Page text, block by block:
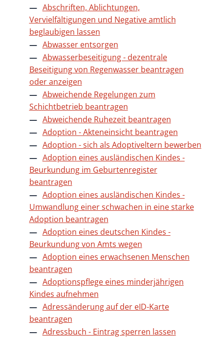
Abschriften, Ablichtungen,
Vervielfältigungen und Negative amtlich
beglaubigen lassen
Abwasser entsorgen
Abwasserbeseitigung - dezentrale
Beseitigung von Regenwasser beantragen
oder anzeigen
Abweichende Regelungen zum
Schichtbetrieb beantragen
Abweichende Ruhezeit beantragen
Adoption - Akteneinsicht beantragen
Adoption - sich als Adoptiveltern bewerben
Adoption eines ausländischen Kindes -
Beurkundung im Geburtenregister
beantragen
Adoption eines ausländischen Kindes -
Umwandlung einer schwachen in eine starke
Adoption beantragen
Adoption eines deutschen Kindes -
Beurkundung von Amts wegen
Adoption eines erwachsenen Menschen
beantragen
Adoptionspflege eines minderjährigen
Kindes aufnehmen
Adressänderung auf der eID-Karte
beantragen
Adressbuch - Eintrag sperren lassen